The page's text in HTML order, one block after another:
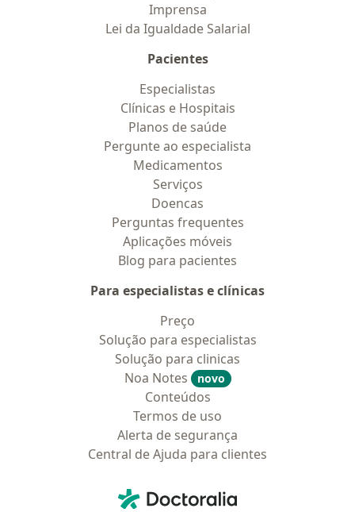
Imprensa
Lei da Igualdade Salarial
Pacientes
Especialistas
Clínicas e Hospitais
Planos de saúde
Pergunte ao especialista
Medicamentos
Serviços
Doencas
Perguntas frequentes
Aplicações móveis
Blog para pacientes
Para especialistas e clínicas
Preço
Solução para especialistas
Solução para clinicas
Noa Notes
novo
Conteúdos
Termos de uso
Alerta de segurança
Central de Ajuda para clientes
Doctoralia - Homepage